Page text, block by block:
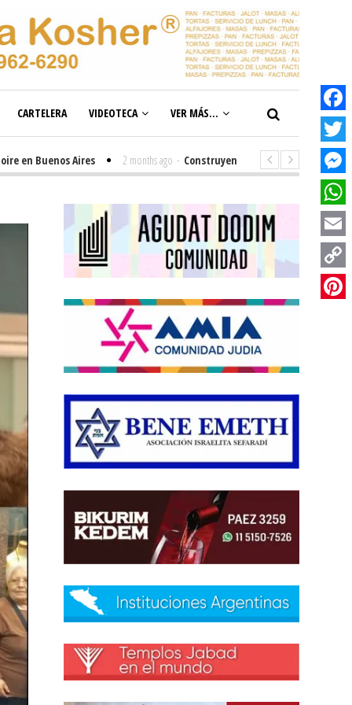
CARTELERA VIDEOTECA VER MÁS...
Aires 2 months ago - Construyendo el futuro de la inclusión en
Facebook
Twitter
Email
Copy